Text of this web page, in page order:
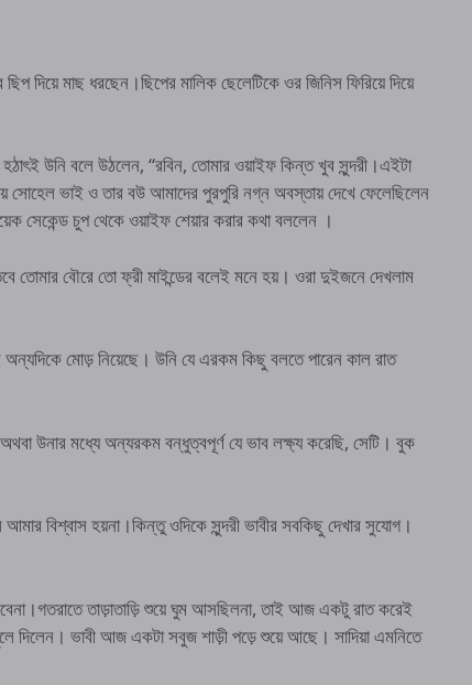
দিয়ে মাছ ধরছেন।ছিপের মালিক ছেলেটিকে ওর জিনিস ফিরিয়ে দিয়ে
উনি বলে উঠলেন, “রবিন, তোমার ওয়াইফ কিন্ত খুব সুন্দরী।এইটা
সোহেল ভাই ও তার বউ আমাদের পুরপুরি নগ্ন অবস্তায় দেখে ফেলেছিলেন
সেকেন্ড চুপ থেকে ওয়াইফ শেয়ার করার কথা বললেন ।
তোমার বৌরে তো ফ্রী মাইন্ডের বলেই মনে হয়। ওরা দুইজনে দেখলাম
মোড় নিয়েছে। উনি যে এরকম কিছু বলতে পারেন কাল রাত
অথবা উনার মধ্যে অন্যরকম বন্ধুত্বপূর্ণ যে ভাব লক্ষ্য করেছি, সেটি। বুক
বিশ্বাস হয়না।কিন্তু ওদিকে সুন্দরী ভাবীর সবকিছু দেখার সুযোগ।
তাড়াতাড়ি শুয়ে ঘুম আসছিলনা, তাই আজ একটু রাত করেই
দিলেন। ভাবী আজ একটা সবুজ শাড়ী পড়ে শুয়ে আছে। সাদিয়া এমনিতে